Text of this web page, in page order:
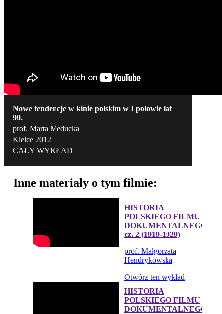
Nowe tendencje w kinie polskim w I połowie lat
90.
prof. Marta Meducka
Kielce 2012
CAŁY WYKŁAD
Inne materiały o tym filmie:
HISTORIA
POLSKIEGO FILMU
DOKUMENTALNEGO,
cz. 2 (1919-1929)
prof. Małgorzata
Hendrykowska
Otwórz ten wykład
HISTORIA
POLSKIEGO FILMU
DOKUMENTALNEGO,